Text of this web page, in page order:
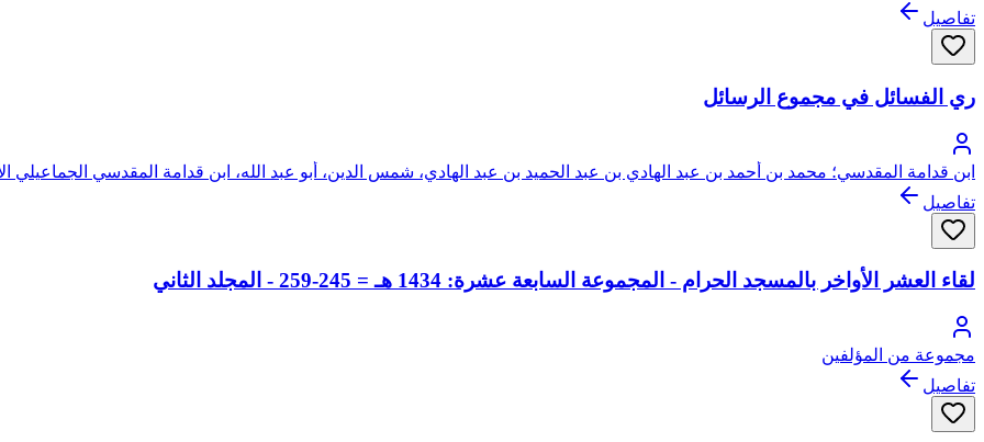
تفاصيل
ري الفسائل في مجموع الرسائل
ابن قدامة المقدسي؛ محمد بن أحمد بن عبد الهادي بن عبد الحميد بن عبد الهادي، شمس الدين، أبو عبد الله، ابن قدامة المقدسي
تفاصيل
لقاء العشر الأواخر بالمسجد الحرام - المجموعة السابعة عشرة: 1434 هـ = 245-259 - المجلد الثاني
مجموعة من المؤلفين
تفاصيل